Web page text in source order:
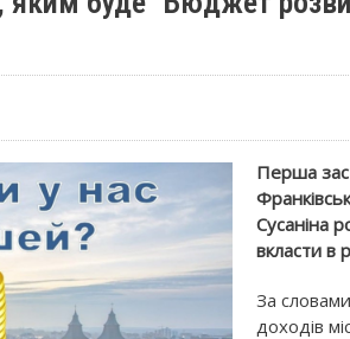
Перша
Сусаніна
вкласти в
За
доходів